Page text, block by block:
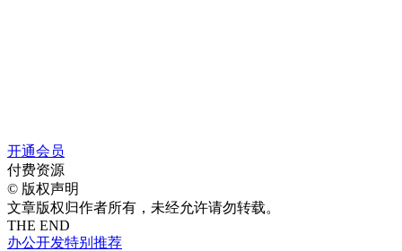
开通会员
付费资源
© 版权声明
文章版权归作者所有，未经允许请勿转载。
THE END
办公开发特别推荐